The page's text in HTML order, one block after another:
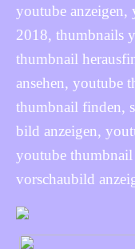
youtube anzeigen,
2018, thumbnails
thumbnail
ansehen, youtube
thumbnail finden,
bild anzeigen,
youtube
vorschaubild